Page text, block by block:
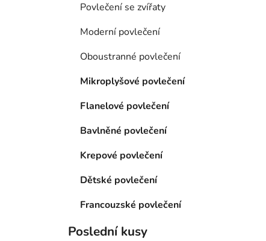
Povlečení se zvířaty
Moderní povlečení
Oboustranné povlečení
Mikroplyšové povlečení
Flanelové povlečení
Bavlněné povlečení
Krepové povlečení
Dětské povlečení
Francouzské povlečení
Poslední kusy